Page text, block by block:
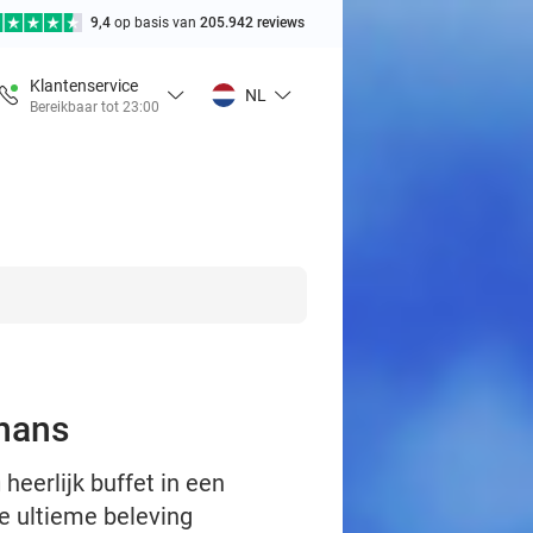
9,4 op basis van 205.942 reviews
Klantenservice
Bereikbaar tot 23:00
NL
heerlijk buffet in een
ultieme beleving